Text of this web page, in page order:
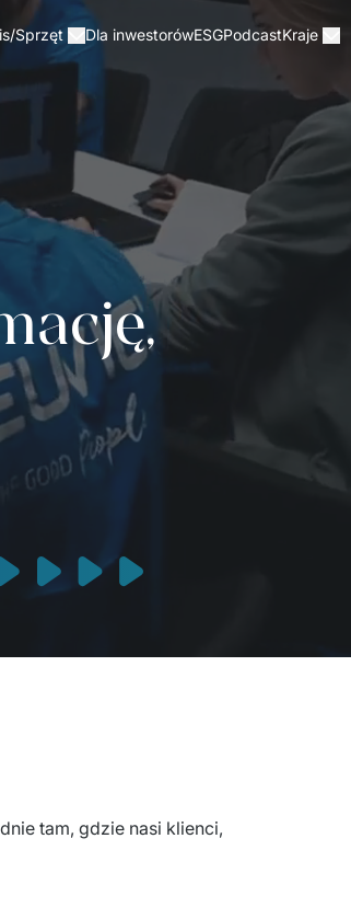
Sprzęt Dla inwestorówESGPodcastKraje
tam, gdzie nasi klienci,